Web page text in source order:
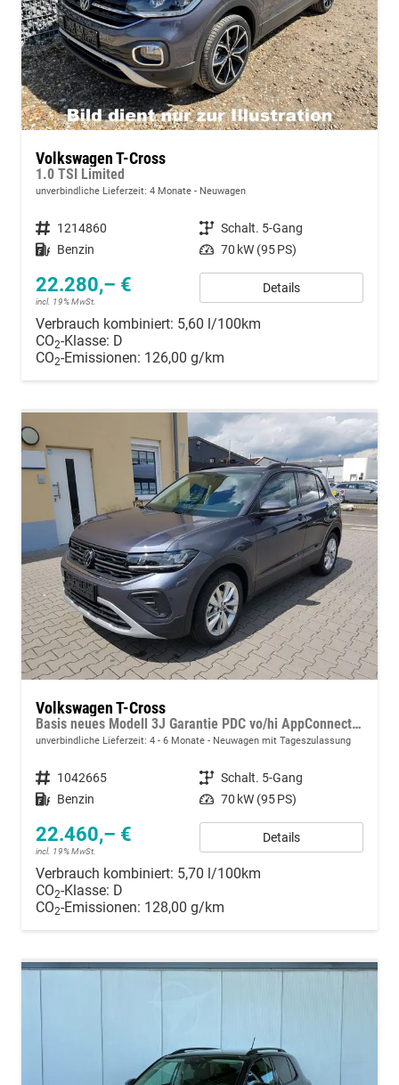
Volkswagen T-Cross
1.0 TSI Limited
unverbindliche Lieferzeit: 4 Monate Neuwagen
Fahrzeugnummer 1214860 Getriebe Schalt. 5-Gang
Kraftstoff Benzin Leistung 70 kW (95 PS)
22.280,– €
incl. 19% MwSt.
Details
Verbrauch kombiniert: 5,60 l/100km
CO2-Klasse: D
CO2-Emissionen: 126,00 g/km
Volkswagen T-Cross
Basis neues Modell 3J Garantie PDC vo/hi AppConnect Dig.Cockpit
unverbindliche Lieferzeit: 4 - 6 Monate Neuwagen mit Tageszulassung
Fahrzeugnummer 1042665 Getriebe Schalt. 5-Gang
Kraftstoff Benzin Leistung 70 kW (95 PS)
22.460,– €
incl. 19% MwSt.
Details
Verbrauch kombiniert: 5,70 l/100km
CO2-Klasse: D
CO2-Emissionen: 128,00 g/km